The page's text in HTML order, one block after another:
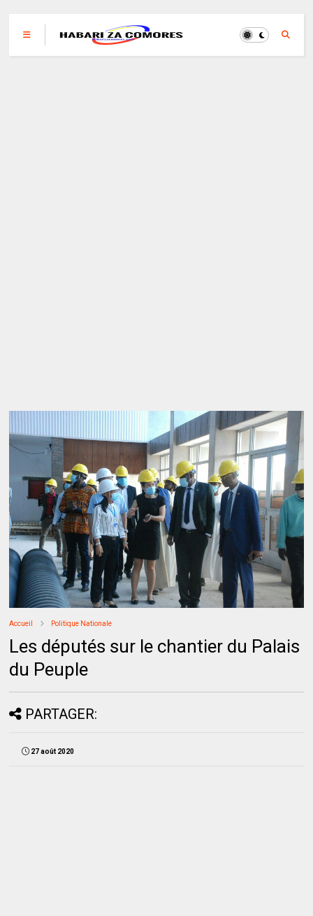
Accueil Politique Nationale
Les députés sur le chantier du Palais
du Peuple
PARTAGER:
27 août 2020